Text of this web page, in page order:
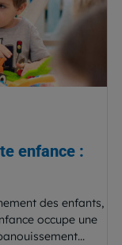
enfance :
des enfants,
occupe une